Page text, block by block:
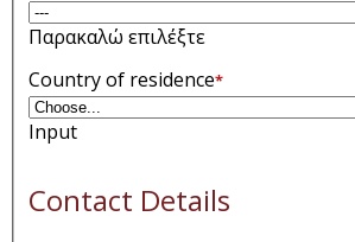
Παρακαλώ επιλέξτε
Country of residence*
Input
Contact Details